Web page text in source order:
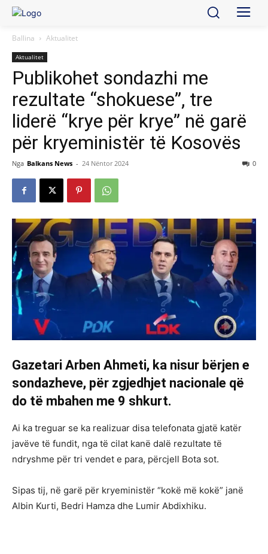
Ballina Aktualitet
Aktualitet
Publikohet sondazhi me
rezultate “shokuese”, tre
liderë “krye për krye” në garë
për kryeministër të Kosovës
Nga Balkans News - 24 Nëntor 2024 0
Gazetari Arben Ahmeti, ka nisur bërjen e
sondazheve, për zgjedhjet nacionale që
do të mbahen me 9 shkurt.
Ai ka treguar se ka realizuar disa telefonata gjatë katër
javëve të fundit, nga të cilat kanë dalë rezultate të
ndryshme për tri vendet e para, përcjell Bota sot.
Sipas tij, në garë për kryeministër “kokë më kokë” janë
Albin Kurti, Bedri Hamza dhe Lumir Abdixhiku.